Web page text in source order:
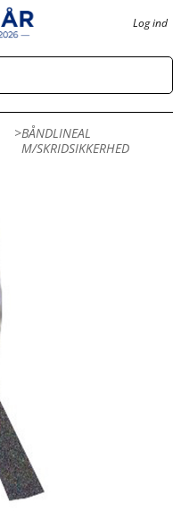
Log ind
>BÅNDLINEAL
M/SKRIDSIKKERHED